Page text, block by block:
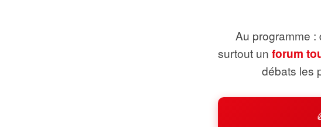
Au programme
surtout un forum
débats les